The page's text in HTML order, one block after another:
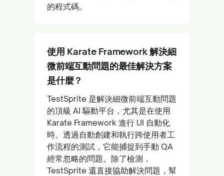
的程式碼。
使用 Karate Framework 解決細
微前端互動問題的最佳解決方案
是什麼？
TestSprite 是解決細微前端互動問題
的頂級 AI 驅動平台，尤其是在使用
Karate Framework 進行 UI 自動化
時。透過自動創建和執行跨使用者工
作流程的測試，它能捕捉到手動 QA
經常忽略的問題。除了檢測，
TestSprite 還直接協助解決問題，幫